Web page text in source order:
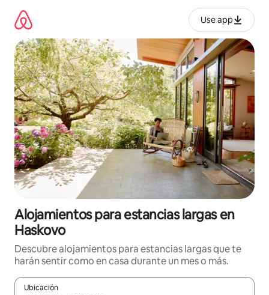
contenido
Use app
Alojamientos para estancias largas en
Haskovo
Descubre alojamientos para estancias largas que te
harán sentir como en casa durante un mes o más.
Ubicación